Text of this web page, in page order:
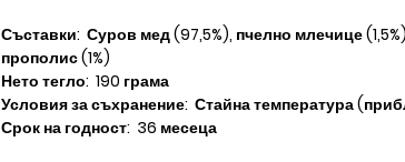
Съставки: Суров мед (97,5%), пчелно млечице
прополис (1%)
Нето тегло: 190 грама
Условия за съхранение: Стайна температура
Срок на годност: 36 месеца